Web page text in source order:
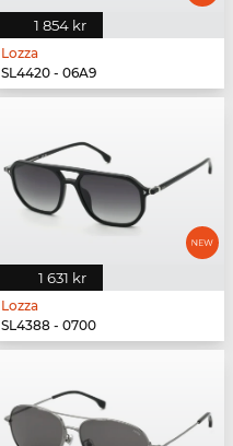
1 854 kr
Lozza
SL4420 - 06A9
1 631 kr
Lozza
SL4388 - 0700